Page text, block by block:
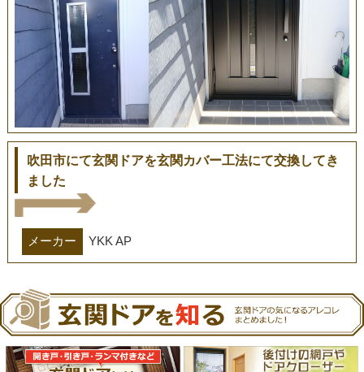
吹田市にて玄関ドアを玄関カバー工法にて交換してき
ました
メーカー YKK AP